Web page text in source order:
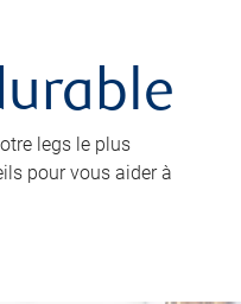
legs le plus
pour vous aider à